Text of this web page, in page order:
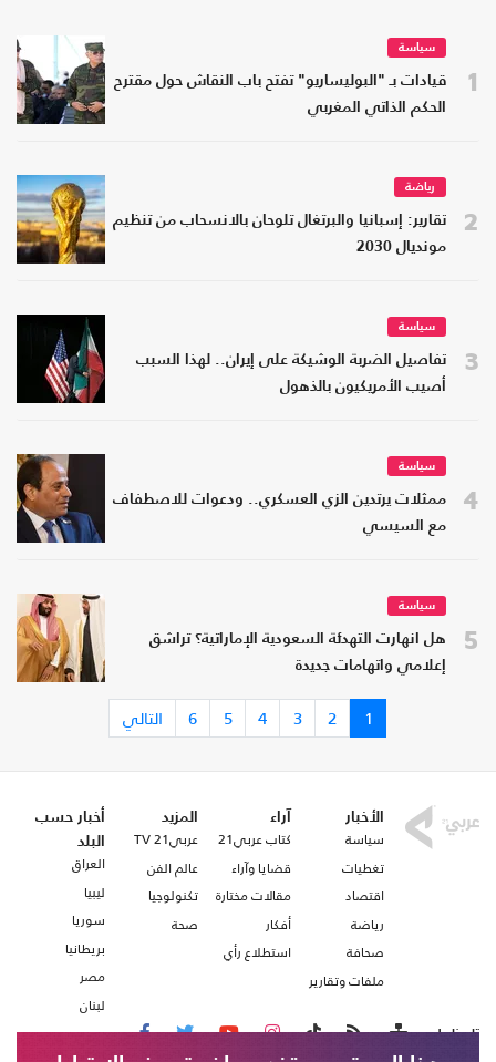
1
سياسة
قيادات بـ "البوليساريو" تفتح باب النقاش حول مقترح
الحكم الذاتي المغربي
2
رياضة
تقارير: إسبانيا والبرتغال تلوحان بالانسحاب من تنظيم
مونديال 2030
3
سياسة
تفاصيل الضربة الوشيكة على إيران.. لهذا السبب
أصيب الأمريكيون بالذهول
4
سياسة
ممثلات يرتدين الزي العسكري.. ودعوات للاصطفاف
مع السيسي
5
سياسة
هل انهارت التهدئة السعودية الإماراتية؟ تراشق
إعلامي واتهامات جديدة
1
2
3
4
5
6 التالي
الأخبار
سياسة
تغطيات
اقتصاد
رياضة
صحافة
ملفات وتقارير
آراء
كتاب عربي21
قضايا وآراء
مقالات مختارة
أفكار
استطلاع رأي
المزيد
عربي21 TV
عالم الفن
تكنولوجيا
صحة
أخبار حسب
البلد
العراق
ليبيا
سوريا
بريطانيا
مصر
لبنان
تابعنا على